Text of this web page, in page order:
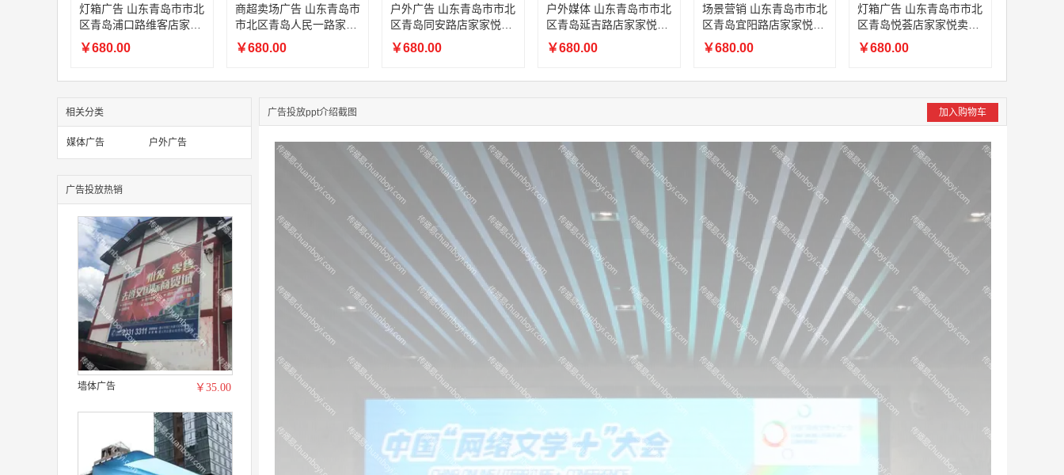
12:40:20 177****7961 联系了该媒体所在商家
04:16:44
联系了该媒体所在商家
灯箱广告 山东青岛市市北
区青岛浦口路维客店家家
悦卖场商超广告位
￥680.00
商超卖场广告 山东青岛市
市北区青岛人民一路家家
悦灯箱广告
￥680.00
户外广告 山东青岛市市北
区青岛同安路店家家悦超
市灯箱广告
￥680.00
户外媒体 山东青岛市市北
区青岛延吉路店家家悦商
超灯箱广告
￥680.00
场景营销 山东青岛市市北
区青岛宜阳路店家家悦超
市灯箱广告招商
￥680.00
灯箱广告 山东青岛市市北
区青岛悦荟店家家悦卖场
商超广告位
￥680.00
相关分类
媒体广告 户外广告
广告投放热销
墙体广告 ￥35.00
广告投放ppt介绍截图 加入购物车